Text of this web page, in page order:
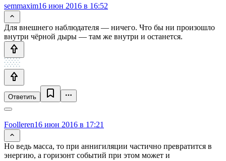
semmaxim16 июн 2016 в 16:52
Для внешнего наблюдателя — ничего. Что бы ни произошло
внутри чёрной дыры — там же внутри и останется.
Ответить
Foolleren16 июн 2016 в 17:21
Но ведь масса, то при аннигиляции частично превратится в
энергию, а горизонт событий при этом может и